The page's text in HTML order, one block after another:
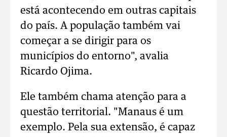
está acontecendo em outras capitais
do país. A população também vai
começar a se dirigir para os
municípios do entorno", avalia
Ricardo Ojima.
Ele também chama atenção para a
questão territorial. "Manaus é um
exemplo. Pela sua extensão, é capaz